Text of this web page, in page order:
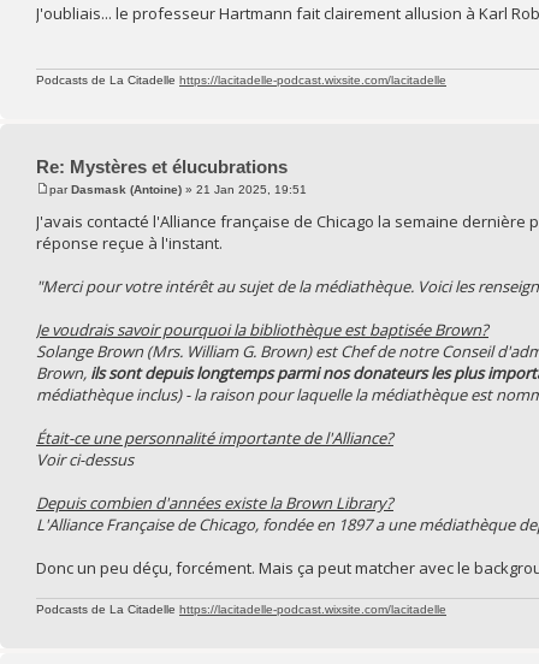
J'oubliais... le professeur Hartmann fait clairement allusion à Karl
Podcasts de La Citadelle https://lacitadelle-podcast.wixsite.com/lacitadelle
Re: Mystères et élucubrations
parDasmask (Antoine) » 21 Jan 2025, 19:51
J'avais contacté l'Alliance française de Chicago la semaine
réponse reçue à l'instant.
"Merci pour votre intérêt au sujet de la médiathèque. Voici les
Je voudrais savoir pourquoi la bibliothèque est baptisée Brown?
Solange Brown (Mrs. William G. Brown) est Chef de notre Conseil
Brown, ils sont depuis longtemps parmi nos donateurs les plus
médiathèque inclus) - la raison pour laquelle la médiathèque est
Était-ce une personnalité importante de l'Alliance?
Voir ci-dessus
Depuis combien d'années existe la Brown Library?
L'Alliance Française de Chicago, fondée en 1897 a une médiathèque
Donc un peu déçu, forcément. Mais ça peut matcher avec le
Podcasts de La Citadelle https://lacitadelle-podcast.wixsite.com/lacitadelle